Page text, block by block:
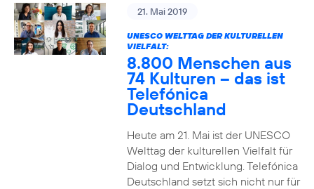
21. Mai 2019
UNESCO WELTTAG DER KULTURELLEN
VIELFALT:
8.800 Menschen aus
74 Kulturen – das ist
Telefónica
Deutschland
Heute am 21. Mai ist der UNESCO
Welttag der kulturellen Vielfalt für
Dialog und Entwicklung. Telefónica
Deutschland setzt sich nicht nur für